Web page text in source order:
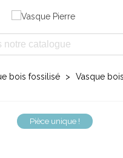
bois fossilisé >
Vasque
Pièce unique !